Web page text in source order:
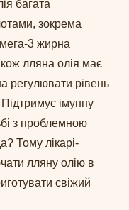
багата
зокрема
3 жирна
лляна олія має
регулювати рівень
імунну
з проблемною
Тому лікарі-
лляну олію в
свіжий